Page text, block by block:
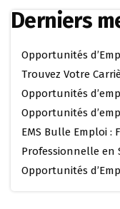
Derniers
Opportunités
Trouvez Votre
Opportunités
Opportunités
EMS Bulle Emploi :
Professionnelle en
Opportunités